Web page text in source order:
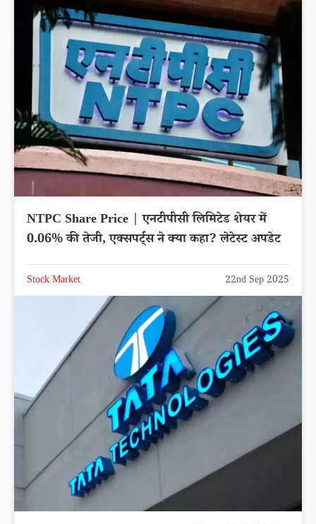
NTPC Share Price | एनटीपीसी लिमिटेड शेयर में
0.06% की तेजी, एक्सपर्ट्स ने क्या कहा? लेटेस्ट अपडेट
Stock Market 22nd Sep 2025